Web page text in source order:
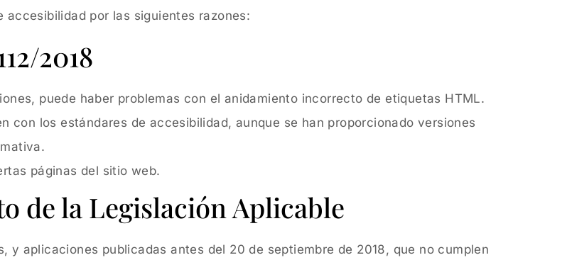
por las siguientes razones:
2018
puede haber problemas con el anidamiento incorrecto de etiquetas HTML.
con los estándares de accesibilidad, aunque se han proporcionado versiones
páginas del sitio web.
de la Legislación Aplicable
y aplicaciones publicadas antes del 20 de septiembre de 2018, que no cumplen